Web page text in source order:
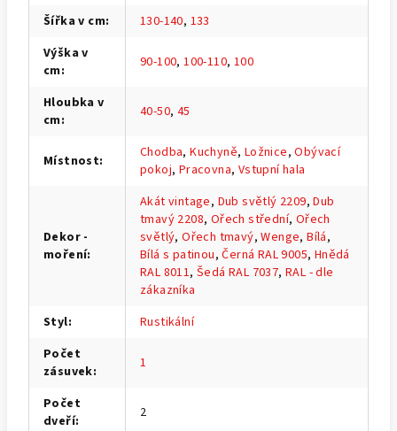
Šířka v cm: 130-140, 133
Výška v
cm: 90-100,100-110, 100
Hloubka v
cm: 40-50, 45
Místnost: Chodba,Kuchyně, Ložnice,Obývací
pokoj, Pracovna, Vstupní hala
Dekor -
moření:
Akát vintage, Dub světlý 2209,Dub
tmavý 2208, Ořech střední, Ořech
světlý,Ořech tmavý,Wenge,Bílá,
Bílá s patinou,Černá RAL 9005, Hnědá
RAL 8011,Šedá RAL 7037,RAL - dle
zákazníka
Styl:
Rustikální
Počet
zásuvek: 1
Počet
dveří: 2